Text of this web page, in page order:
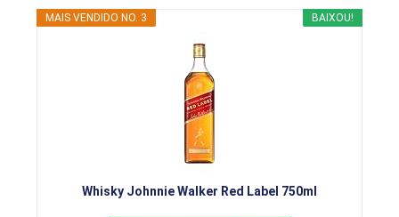
BAIXOU!
MAIS VENDIDO NO. 3
Whisky Johnnie Walker Red Label 750ml